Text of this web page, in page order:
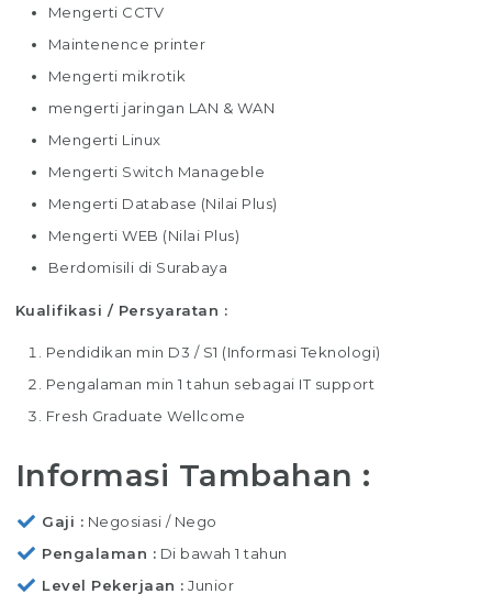
Mengerti CCTV
Maintenence printer
Mengerti mikrotik
mengerti jaringan LAN & WAN
Mengerti Linux
Mengerti Switch Manageble
Mengerti Database (Nilai Plus)
Mengerti WEB (Nilai Plus)
Berdomisili di Surabaya
Kualifikasi / Persyaratan :
Pendidikan min D3 / S1 (Informasi Teknologi)
Pengalaman min 1 tahun sebagai IT support
Fresh Graduate Wellcome
Informasi Tambahan :
Gaji
Negosiasi / Nego
Pengalaman
Di bawah 1 tahun
Level Pekerjaan
Junior